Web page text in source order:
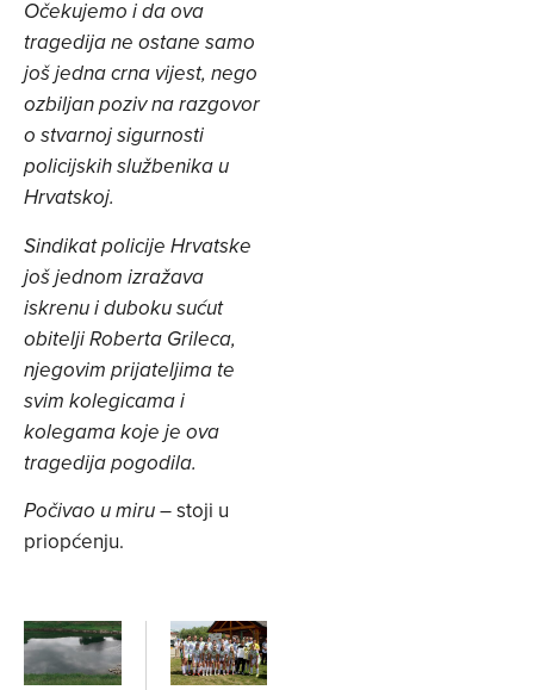
Očekujemo i da ova
tragedija ne ostane samo
još jedna crna vijest, nego
ozbiljan poziv na razgovor
o stvarnoj sigurnosti
policijskih službenika u
Hrvatskoj.
Sindikat policije Hrvatske
još jednom izražava
iskrenu i duboku sućut
obitelji Roberta Grileca,
njegovim prijateljima te
svim kolegicama i
kolegama koje je ova
tragedija pogodila.
Počivao u miru – stoji u
priopćenju.